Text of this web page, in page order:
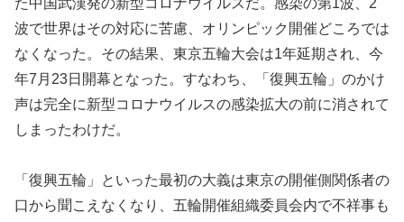
波で世界はその対応に苦慮、オリンピック開催どころでは
なくなった。その結果、東京五輪大会は1年延期され、今
年7月23日開幕となった。すなわち、「復興五輪」のかけ
声は完全に新型コロナウイルスの感染拡大の前に消されて
しまったわけだ。
「復興五輪」といった最初の大義は東京の開催側関係者の
口から聞こえなくなり、五輪開催組織委員会内で不祥事も